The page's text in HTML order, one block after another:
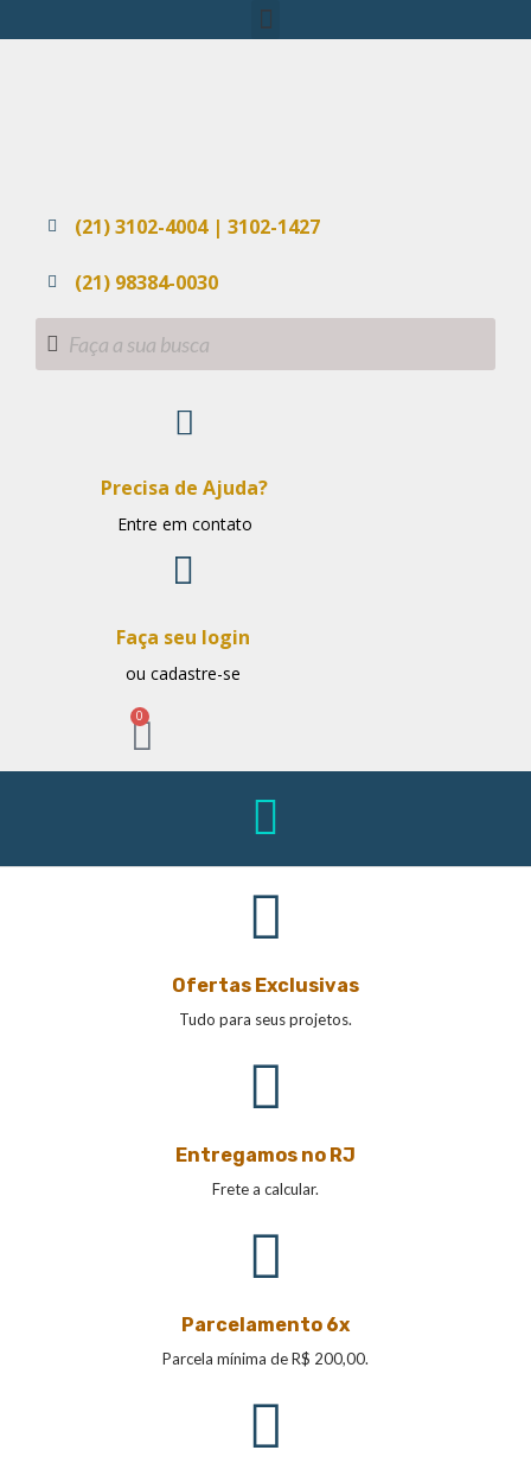
(21) 3102-4004 | 3102-1427
(21) 98384-0030
Precisa de Ajuda?
Entre em contato
Faça seu login
ou cadastre-se
0
Ofertas Exclusivas
Tudo para seus projetos.
Entregamos no RJ
Frete a calcular.
Parcelamento 6x
Parcela mínima de R$ 200,00.